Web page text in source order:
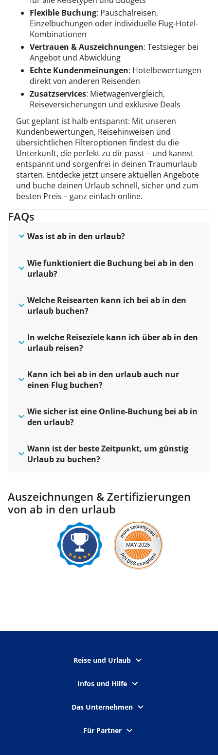
Flexible Buchung: Pauschalreisen,
Einzelbuchungen oder individuelle Flug-Hotel-
Kombinationen
Vertrauen & Auszeichnungen: Testsieger bei
Angebot und Abwicklung
Echte Kundenmeinungen: Hotelbewertungen
direkt von anderen Reisenden
Zusatzservices: Mietwagenvergleich,
Reiseversicherungen und exklusive Deals
Gut geplant ist halb entspannt: Mit unseren
Kundenbewertungen, Reisehinweisen und
übersichtlichen Filteroptionen findest du die
Unterkunft, die perfekt zu dir passt – und kannst
entspannt und sorgenfrei in deinen Traumurlaub
starten. Entdecke jetzt unsere aktuellen Angebote
und buche deinen Urlaub schnell, sicher und zum
besten Preis – ganz einfach online.
FAQs
Was ist ab in den urlaub?
Wie funktioniert die Buchung bei ab in den
urlaub?
Welche Reisearten kann ich bei ab in den
urlaub buchen?
In welche Reiseziele kann ich über ab in den
urlaub reisen?
Kann ich bei ab in den urlaub auch nur
einen Flug buchen?
Wie sicher ist eine Online-Buchung bei ab in
den urlaub?
Wann ist der beste Zeitpunkt, um günstig
Urlaub zu buchen?
Auszeichnungen & Zertifizierungen
von ab in den urlaub
Reise und Urlaub
Infos und Hilfe
Das Unternehmen
Für Partner